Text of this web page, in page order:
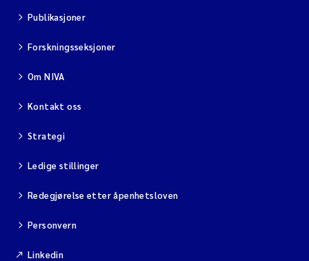
Publikasjoner
Forskningsseksjoner
Om NIVA
Kontakt oss
Strategi
Ledige stillinger
Redegjørelse etter åpenhetsloven
Personvern
Linkedin